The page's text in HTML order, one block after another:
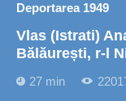
Deportarea 1949
Vlas (Istrati)
Bălăurești, r-l
27 min